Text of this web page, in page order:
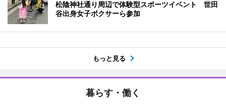
松陰神社通り周辺で体験型スポーツイベント 世田
谷出身女子ボクサーら参加
もっと見る
暮らす・働く